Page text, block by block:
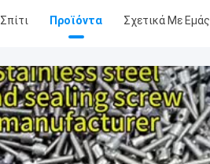
Σπίτι Προϊόντα Σχετικά Με Εμάς